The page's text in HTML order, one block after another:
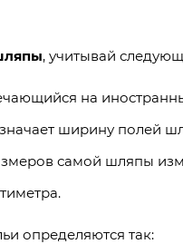
, учитывай
на
ширину полей
самой шляпы
определяются так: